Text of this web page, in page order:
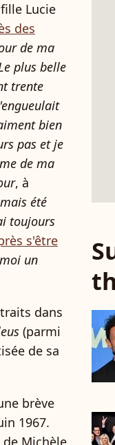
Lucie
des
de ma
plus belle
trente
bien
pas et je
de ma
, à
été
toujours
s'être
un
dans
(parmi
de sa
brève
1967.
Michèle